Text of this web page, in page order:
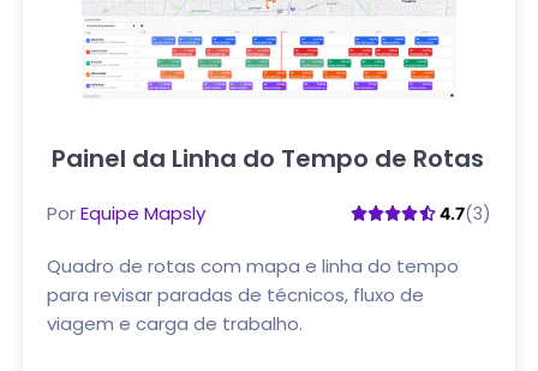
Painel da Linha do Tempo de Rotas
PorEquipe Mapsly 4.7(3)
Quadro de rotas com mapa e linha do tempo
para revisar paradas de técnicos, fluxo de
viagem e carga de trabalho.